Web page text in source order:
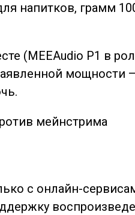
напитков, грамм
(MEEAudio P1 в
мощности
с онлайн-